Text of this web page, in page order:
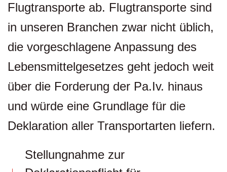
Flugtransporte ab. Flugtransporte sind
in unseren Branchen zwar nicht üblich,
die vorgeschlagene Anpassung des
Lebensmittelgesetzes geht jedoch weit
über die Forderung der Pa.Iv. hinaus
und würde eine Grundlage für die
Deklaration aller Transportarten liefern.
Stellungnahme zur